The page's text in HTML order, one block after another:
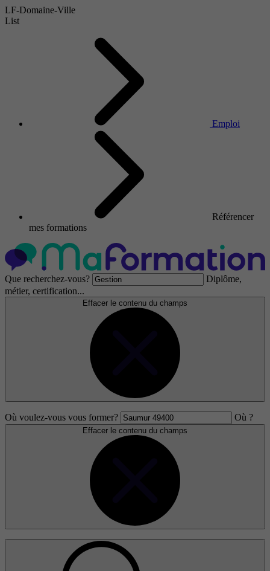
LF-Domaine-Ville
List
Emploi
Référencer
mes formations
Que recherchez-vous?
Diplôme,
métier, certification...
Effacer le contenu du champs
Où voulez-vous vous former? Où ?
Effacer le contenu du champs